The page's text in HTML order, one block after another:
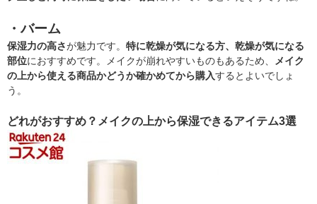
・バーム
保湿力の高さが魅力です。 特に乾燥が気になる方、乾燥が気になる
部位におすすめです。メイクが崩れやすいものもあるため、
メイク
の上から使える商品かどうか確かめてから購入するとよいでしょ
う。
どれがおすすめ？メイクの上から保湿できるアイテム3選